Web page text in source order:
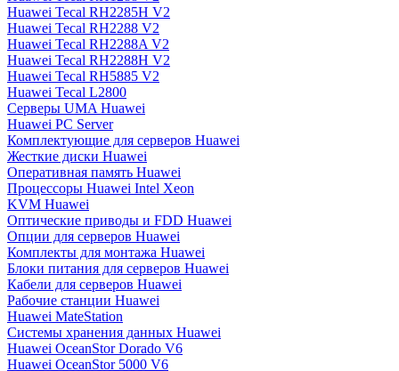
Huawei Tecal RH2285H V2
Huawei Tecal RH2288 V2
Huawei Tecal RH2288A V2
Huawei Tecal RH2288H V2
Huawei Tecal RH5885 V2
Huawei Tecal L2800
Серверы UMA Huawei
Huawei PC Server
Комплектующие для серверов Huawei
Жесткие диски Huawei
Оперативная память Huawei
Процессоры Huawei Intel Xeon
KVM Huawei
Оптические приводы и FDD Huawei
Опции для серверов Huawei
Комплекты для монтажа Huawei
Блоки питания для серверов Huawei
Кабели для серверов Huawei
Рабочие станции Huawei
Huawei MateStation
Системы хранения данных Huawei
Huawei OceanStor Dorado V6
Huawei OceanStor 5000 V6